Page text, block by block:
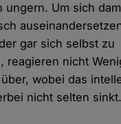
ungern. Um sich
gar sich selbst zu
reagieren nicht
wobei das
nicht selten sinkt.